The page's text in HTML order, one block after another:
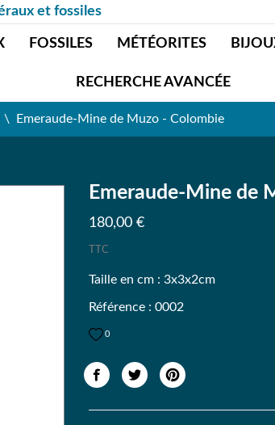
et fossiles
FOSSILES MÉTÉORITES
RECHERCHE AVANCÉE
Emeraude-Mine de Muzo - Colombie
Emeraude-Mine de
180,00 €
TTC
Taille en cm : 3x3x2cm
Référence : 0002
0